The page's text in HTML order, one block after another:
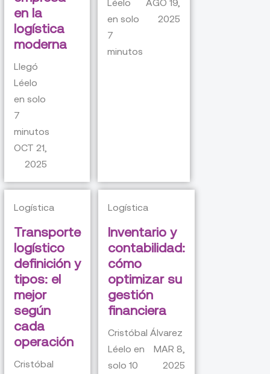
en la
logística
moderna
Llegó
Léelo
en solo
7
minutos
OCT 21,
2025
Léelo
en solo
7
minutos
AGO 19,
2025
Logística
Transporte
logístico
definición y
tipos: el
mejor
según
cada
operación
Cristóbal
Logística
Inventario y
contabilidad:
cómo
optimizar su
gestión
financiera
Cristóbal Álvarez
Léelo en
solo10
MAR 8,
2025